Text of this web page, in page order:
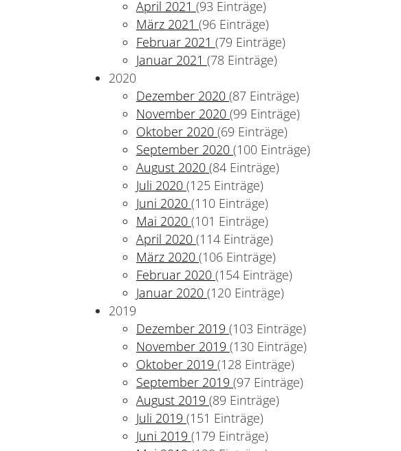
April 2021(93 Einträge)
März 2021(96 Einträge)
Februar 2021(79 Einträge)
Januar 2021(78 Einträge)
2020
Dezember 2020(87 Einträge)
November 2020(99 Einträge)
Oktober 2020(69 Einträge)
September 2020(100 Einträge)
August 2020(84 Einträge)
Juli 2020(125 Einträge)
Juni 2020(110 Einträge)
Mai 2020(101 Einträge)
April 2020(114 Einträge)
März 2020(106 Einträge)
Februar 2020(154 Einträge)
Januar 2020(120 Einträge)
2019
Dezember 2019(103 Einträge)
November 2019(130 Einträge)
Oktober 2019(128 Einträge)
September 2019(97 Einträge)
August 2019(89 Einträge)
Juli 2019(151 Einträge)
Juni 2019(179 Einträge)